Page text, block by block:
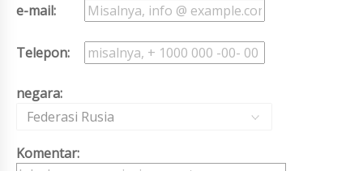
e-mail:
Telepon:
negara:
Federasi Rusia
Komentar: